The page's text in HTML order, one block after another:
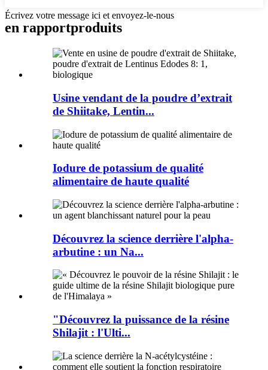
Écrivez votre message ici et envoyez-le-nous
en rapportproduits
Usine vendant de la poudre d’extrait
de Shiitake, Lentin...
Iodure de potassium de qualité
alimentaire de haute qualité
Découvrez la science derrière l'alpha-
arbutine : un Na...
"Découvrez la puissance de la résine
Shilajit : l'Ulti...